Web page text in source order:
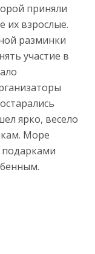
приняли
их взрослые.
разминки
участие в
ярко, весело
Море